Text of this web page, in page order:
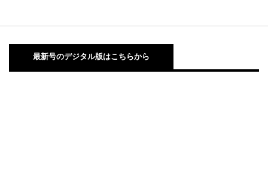
最新号のデジタル版はこちらから